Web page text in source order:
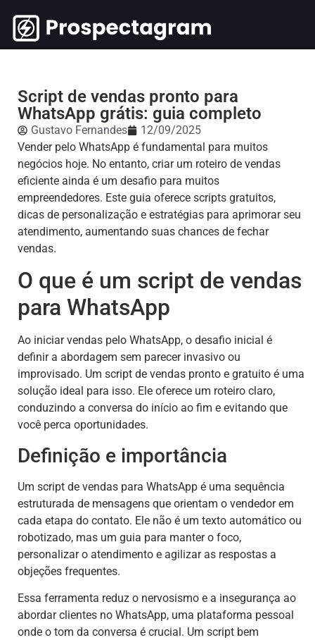
Script de vendas pronto para
WhatsApp grátis: guia completo
Gustavo Fernandes
12/09/2025
Vender pelo WhatsApp é fundamental para muitos
negócios hoje. No entanto, criar um roteiro de vendas
eficiente ainda é um desafio para muitos
empreendedores. Este guia oferece scripts gratuitos,
dicas de personalização e estratégias para aprimorar seu
atendimento, aumentando suas chances de fechar
vendas.
O que é um script de vendas
para WhatsApp
Ao iniciar vendas pelo WhatsApp, o desafio inicial é
definir a abordagem sem parecer invasivo ou
improvisado. Um script de vendas pronto e gratuito é uma
solução ideal para isso. Ele oferece um roteiro claro,
conduzindo a conversa do início ao fim e evitando que
você perca oportunidades.
Definição e importância
Um script de vendas para WhatsApp é uma sequência
estruturada de mensagens que orientam o vendedor em
cada etapa do contato. Ele não é um texto automático ou
robotizado, mas um guia para manter o foco,
personalizar o atendimento e agilizar as respostas a
objeções frequentes.
Essa ferramenta reduz o nervosismo e a insegurança ao
abordar clientes no WhatsApp, uma plataforma pessoal
onde o tom da conversa é crucial. Um script bem